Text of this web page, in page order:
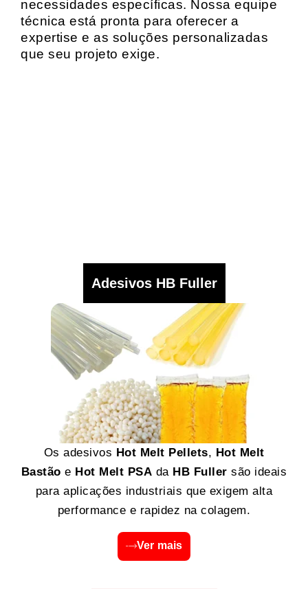
necessidades específicas. Nossa equipe
técnica está pronta para oferecer a
expertise e as soluções personalizadas
que seu projeto exige.
Adesivos HB Fuller
Os adesivos Hot Melt Pellets, Hot Melt
Bastão e Hot Melt PSA da HB Fuller são ideais
para aplicações industriais que exigem alta
performance e rapidez na colagem.
Ver mais